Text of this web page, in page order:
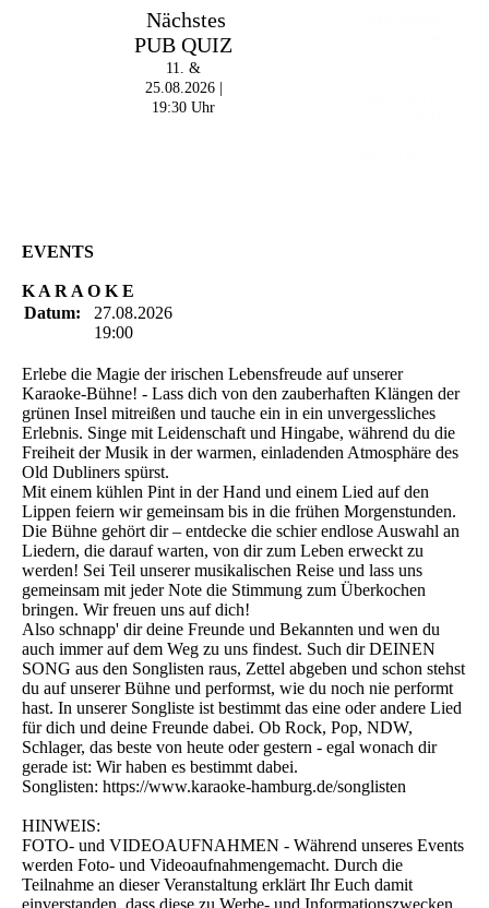
Nächstes
PUB QUIZ
11. &
25.08.2026 |
19:30 Uhr
EVENTS
K A R A O K E
Datum:
27.08.2026
19:00
Erlebe die Magie der irischen Lebensfreude auf unserer
Karaoke-Bühne! - Lass dich von den zauberhaften Klängen der
grünen Insel mitreißen und tauche ein in ein unvergessliches
Erlebnis. Singe mit Leidenschaft und Hingabe, während du die
Freiheit der Musik in der warmen, einladenden Atmosphäre des
Old Dubliners spürst.
Mit einem kühlen Pint in der Hand und einem Lied auf den
Lippen feiern wir gemeinsam bis in die frühen Morgenstunden.
Die Bühne gehört dir – entdecke die schier endlose Auswahl an
Liedern, die darauf warten, von dir zum Leben erweckt zu
werden! Sei Teil unserer musikalischen Reise und lass uns
gemeinsam mit jeder Note die Stimmung zum Überkochen
bringen. Wir freuen uns auf dich!
Also schnapp' dir deine Freunde und Bekannten und wen du
auch immer auf dem Weg zu uns findest. Such dir DEINEN
SONG aus den Songlisten raus, Zettel abgeben und schon stehst
du auf unserer Bühne und performst, wie du noch nie performt
hast. In unserer Songliste ist bestimmt das eine oder andere Lied
für dich und deine Freunde dabei. Ob Rock, Pop, NDW,
Schlager, das beste von heute oder gestern - egal wonach dir
gerade ist: Wir haben es bestimmt dabei.
Songlisten: https://www.karaoke-hamburg.de/songlisten
HINWEIS:
FOTO- und VIDEOAUFNAHMEN - Während unseres Events
werden Foto- und Videoaufnahmengemacht. Durch die
Teilnahme an dieser Veranstaltung erklärt Ihr Euch damit
einverstanden, dass diese zu Werbe- und Informationszwecken